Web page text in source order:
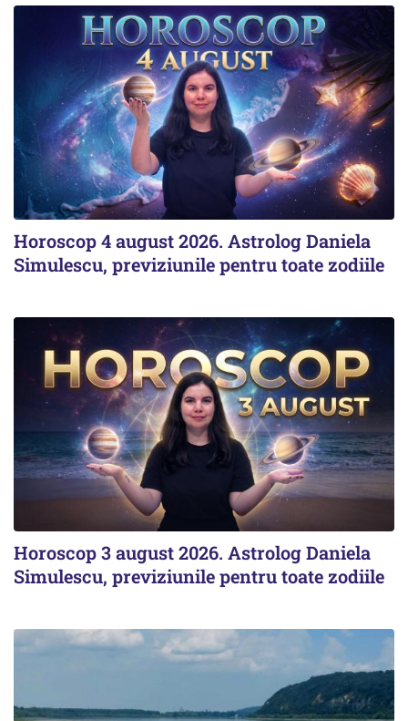
Horoscop 4 august 2026. Astrolog Daniela
Simulescu, previziunile pentru toate zodiile
Horoscop 3 august 2026. Astrolog Daniela
Simulescu, previziunile pentru toate zodiile